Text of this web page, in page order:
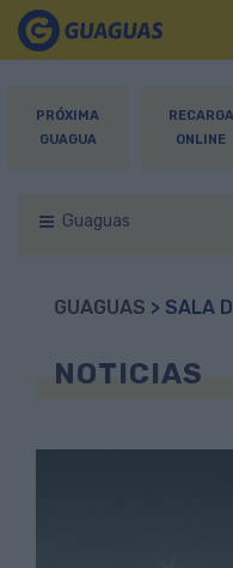
PRÓXIMA
GUAGUA
RECARGA
ONLINE
Guaguas
GUAGUAS > SALA
NOTICIAS